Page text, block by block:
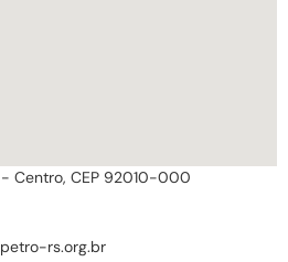
Centro, CEP 92010-000
rs.org.br